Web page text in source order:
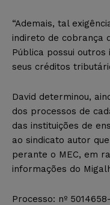
“Ademais, tal
indireto de cobrança
Pública possui
seus créditos
David determinou,
dos processos de
das instituições de
ao sindicato autor
perante o MEC, em
informações do
Processo: nº